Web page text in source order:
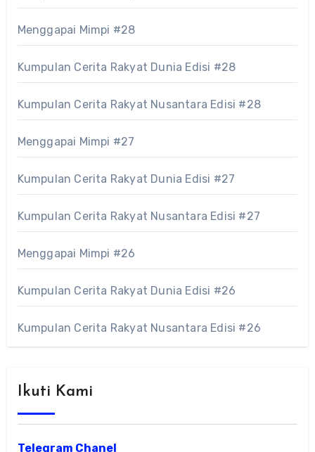
Menggapai Mimpi #28
Kumpulan Cerita Rakyat Dunia Edisi #28
Kumpulan Cerita Rakyat Nusantara Edisi #28
Menggapai Mimpi #27
Kumpulan Cerita Rakyat Dunia Edisi #27
Kumpulan Cerita Rakyat Nusantara Edisi #27
Menggapai Mimpi #26
Kumpulan Cerita Rakyat Dunia Edisi #26
Kumpulan Cerita Rakyat Nusantara Edisi #26
Ikuti Kami
Telegram Chanel